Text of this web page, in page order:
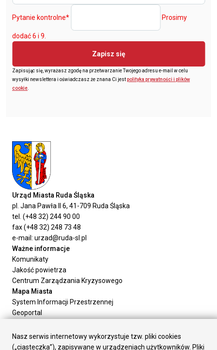
Pytanie kontrolne* Prosimy
dodać 6 i 9.
Zapisz się
Zapisując się, wyrażasz zgodę na przetwarzanie Twojego adresu e-mail w celu
wysyłki newslettera i oświadczasz że znana Ci jestpolityka prywatności i plików
cookie
Urząd Miasta Ruda Śląska
pl. Jana Pawła II 6, 41-709 Ruda Śląska
tel. (+48 32) 244 90 00
fax (+48 32) 248 73 48
e-mail: urzad@ruda-sl.pl
Ważne informacje
Komunikaty
Jakość powietrza
Centrum Zarządzania Kryzysowego
Mapa Miasta
System Informacji Przestrzennej
Geoportal
Załatw sprawę
Prezydent Miasta
Nasz serwis internetowy wykorzystuje tzw. pliki cookies
(„ciasteczka”), zapisywane w urządzeniach użytkowników. Pliki